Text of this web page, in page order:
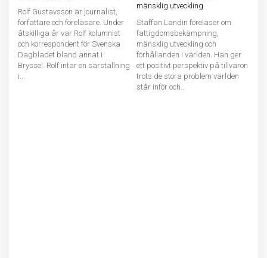
Rolf Gustavsson är journalist,
författare och föreläsare. Under
åtskilliga år var Rolf kolumnist
och korrespondent för Svenska
Dagbladet bland annat i
Bryssel. Rolf intar en särställning
i...
mänsklig utveckling
Staffan Landin föreläser om
fattigdomsbekämpning,
mänsklig utveckling och
förhållanden i världen. Han ger
ett positivt perspektiv på tillvaron
trots de stora problem världen
står inför och...